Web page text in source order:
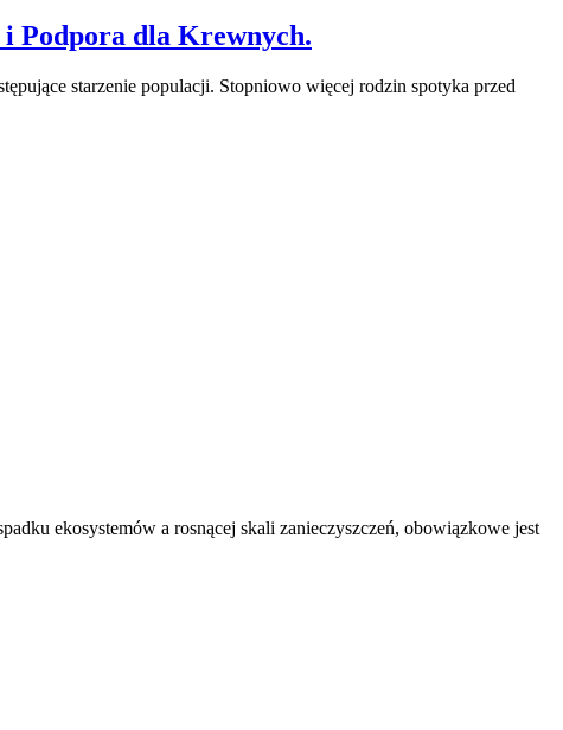
i Podpora dla Krewnych.
starzenie populacji. Stopniowo więcej rodzin spotyka przed
ekosystemów a rosnącej skali zanieczyszczeń, obowiązkowe jest